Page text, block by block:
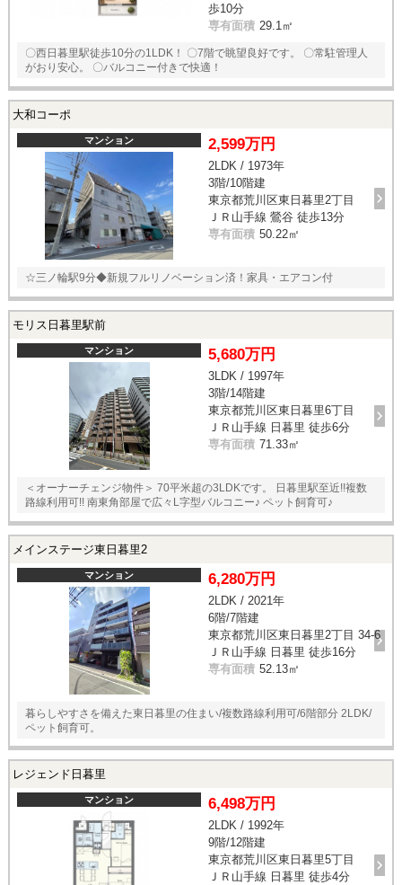
歩10分
専有面積 29.1㎡
〇西日暮里駅徒歩10分の1LDK！ 〇7階で眺望良好です。 〇常駐管理人
がおり安心。 〇バルコニー付きで快適！
大和コーポ
マンション 2,599万円
2LDK / 1973年
3階/10階建
東京都荒川区東日暮里2丁目
ＪＲ山手線 鶯谷 徒歩13分
専有面積 50.22㎡
☆三ノ輪駅9分◆新規フルリノベーション済！家具・エアコン付
モリス日暮里駅前
マンション 5,680万円
3LDK / 1997年
3階/14階建
東京都荒川区東日暮里6丁目
ＪＲ山手線 日暮里 徒歩6分
専有面積 71.33㎡
＜オーナーチェンジ物件＞ 70平米超の3LDKです。 日暮里駅至近!!複数
路線利用可!! 南東角部屋で広々L字型バルコニー♪ ペット飼育可♪
メインステージ東日暮里2
マンション 6,280万円
2LDK / 2021年
6階/7階建
東京都荒川区東日暮里2丁目 34-6
ＪＲ山手線 日暮里 徒歩16分
専有面積 52.13㎡
暮らしやすさを備えた東日暮里の住まい/複数路線利用可/6階部分 2LDK/
ペット飼育可。
レジェンド日暮里
マンション 6,498万円
2LDK / 1992年
9階/12階建
東京都荒川区東日暮里5丁目
ＪＲ山手線 日暮里 徒歩4分